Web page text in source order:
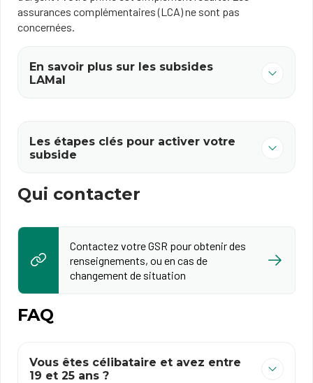
assurances complémentaires (LCA) ne sont pas
concernées.
En savoir plus sur les subsides
LAMal
Les étapes clés pour activer votre
subside
Qui contacter
Contactez votre GSR pour obtenir des
renseignements, ou en cas de
changement de situation
FAQ
Vous êtes célibataire et avez entre
19 et 25 ans ?